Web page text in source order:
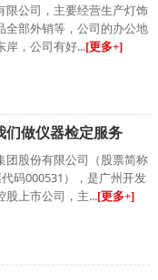
限公司，主要经营生产灯饰
全部外销等，公司的办公地
岸，公司有好...[更多+]
们做仪器检定服务
团股份有限公司（股票简称
码000531），是广州开发
股上市公司，主...[更多+]